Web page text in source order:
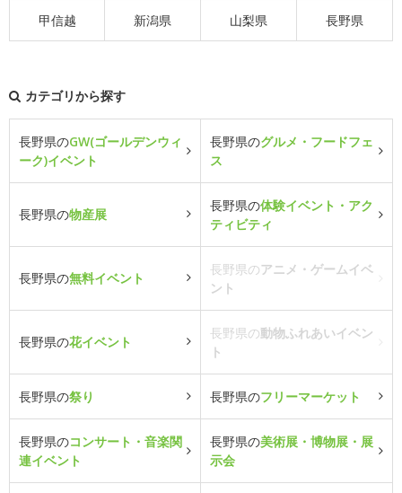
甲信越 新潟県 山梨県 長野県
カテゴリから探す
長野県のGW(ゴールデンウィ
ーク)イベント
長野県のグルメ・フードフェ
ス
長野県の物産展
長野県の体験イベント・アク
ティビティ
長野県の無料イベント
長野県のアニメ・ゲームイベ
ント
長野県の花イベント
長野県の動物ふれあいイベン
ト
長野県の祭り 長野県のフリーマーケット
長野県のコンサート・音楽関
連イベント
長野県の美術展・博物展・展
示会